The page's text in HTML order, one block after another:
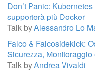
Don’t Panic: Kubernetes
supporterà più Docker
Talk byAlessandro Lo
Falco & Falcosidekick:
Sicurezza,
Talk byAndrea Vivaldi